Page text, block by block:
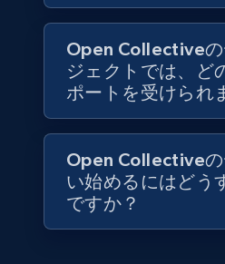
price, Final price, Discount
eCommerce
5.4K+ 668+
Employees business
URL, Profile url, Linkedin
Open Collectiveの
ジェクトでは、ど
ポートを受けられ
Open Collective
い始めるにはどう
ですか？